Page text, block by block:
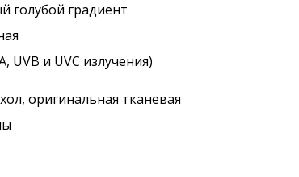
голубой градиент
UVB и UVC излучения)
оригинальная тканевая